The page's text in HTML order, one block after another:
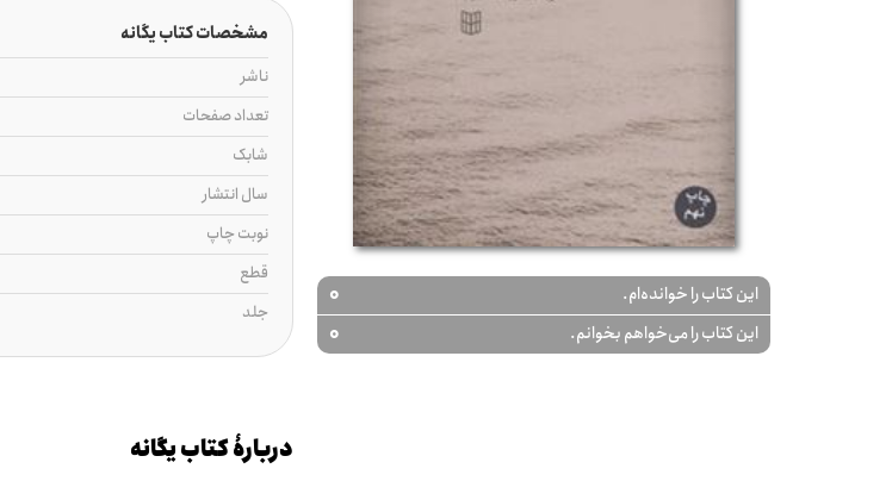
این کتاب را خوانده‌ام. 0
این کتاب را می‌خواهم بخوانم. 0
مشخصات کتاب یگانه
ناشر
تعداد صفحات
شابک
سال انتشار
نوبت چاپ
قطع
جلد
دربارۀ کتاب یگانه